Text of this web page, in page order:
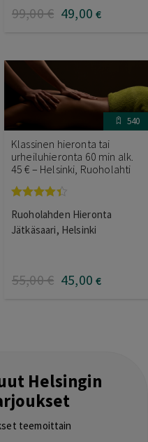
99,00€ 49,00 €
540
Klassinen hieronta tai
urheiluhieronta 60 min alk.
45 € – Helsinki, Ruoholahti
tuotteesta:
4.33 / 5
Ruoholahden Hieronta
Jätkäsaari, Helsinki
55,00€ 45,00 €
Helsingin
teemoittain